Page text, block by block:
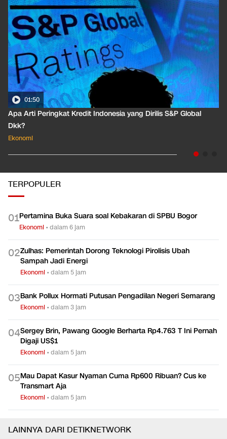
01:50
Apa Arti Peringkat Kredit Indonesia yang Dirilis S&P Global
Dkk?
Ekonomi
TERPOPULER
01Pertamina Buka Suara soal Kebakaran di SPBU Bogor
Ekonomi •dalam 6 jam
02Zulhas: Pemerintah Dorong Teknologi Pirolisis Ubah
Sampah Jadi Energi
Ekonomi •dalam 5 jam
03Bank Pollux Hormati Putusan Pengadilan Negeri Semarang
Ekonomi •dalam 3 jam
04Sergey Brin, Pawang Google Berharta Rp4.763 T Ini Pernah
Digaji US$1
Ekonomi •dalam 5 jam
05Mau Dapat Kasur Nyaman Cuma Rp600 Ribuan? Cus ke
Transmart Aja
Ekonomi •dalam 5 jam
LAINNYA DARI DETIKNETWORK